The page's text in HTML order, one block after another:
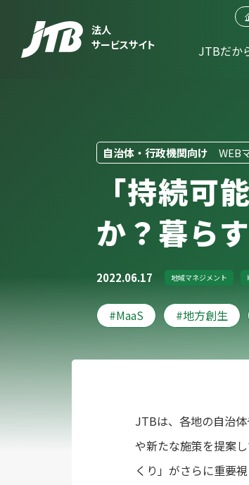
法人
サービスサイト
JTBだか
自治体・行政機関向け WEB
「持続可
か？暮ら
2022.06.17 地域マネジメント
MaaS 地方創生
JTBは、各地の自治
や新たな施策を提案
くり」がさらに重要